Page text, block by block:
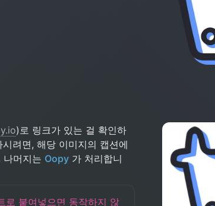
)로 링크가 있는 걸 확인하
려면, 해당 이미지의 캡션에
나머지는 Oopy 가 처리합니
로 붙여넣으면 동작하지 않